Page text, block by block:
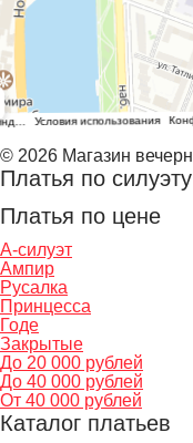
© 2026 Магазин
Платья по силуэту
Платья по цене
А-силуэт
Ампир
Русалка
Принцесса
Годе
Закрытые
До 20 000 рублей
До 40 000 рублей
От 40 000 рублей
Каталог платьев